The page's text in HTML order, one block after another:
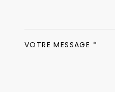
VOTRE MESSAGE *